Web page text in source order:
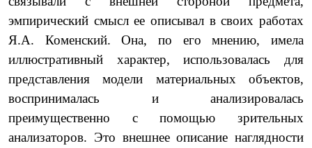
эмпирический смысл ее описывал в своих работах
Я.А. Коменский. Она, по его мнению, имела
иллюстративный характер, использовалась для
представления модели материальных объектов,
воспринималась и анализировалась
преимущественно с помощью зрительных
анализаторов. Это внешнее описание наглядности